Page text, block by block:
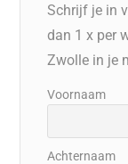
Schrijf je in
dan 1 x per
Zwolle in je
Voornaam
Achternaam